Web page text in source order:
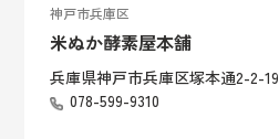
神戸市兵庫区
米ぬか酵素屋本舗
兵庫県神戸市兵庫区塚本通2-2-19
078-599-9310